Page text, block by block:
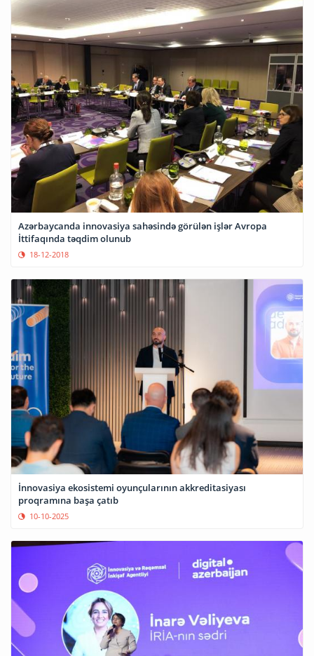
Azərbaycanda innovasiya sahəsində görülən işlər Avropa
İttifaqında təqdim olunub
18-12-2018
İnnovasiya ekosistemi oyunçularının akkreditasiyası
proqramına başa çatıb
10-10-2025